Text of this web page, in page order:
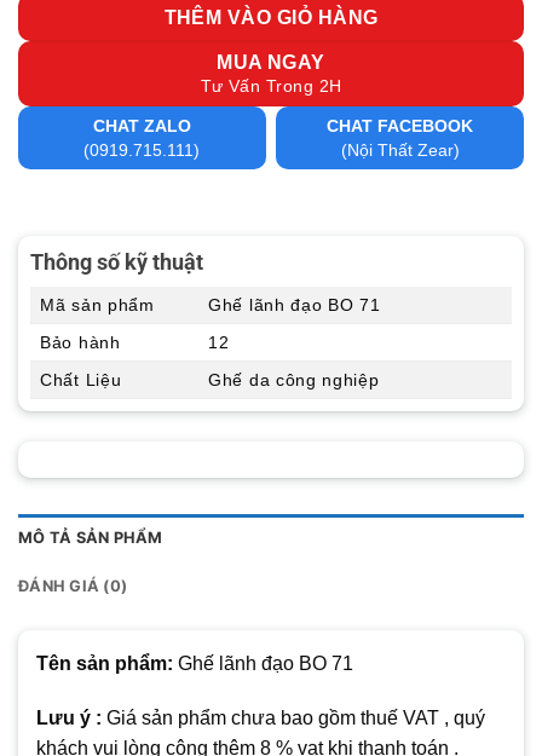
THÊM VÀO GIỎ HÀNG
MUA NGAY
Tư Vấn Trong 2H
CHAT ZALO
(0919.715.111)
CHAT FACEBOOK
(Nội Thất Zear)
MÔ TẢ SẢN PHẨM
ĐÁNH GIÁ (0)
Tên sản phẩm: Ghế lãnh đạo BO 71
Lưu ý : Giá sản phẩm chưa bao gồm thuế VAT , quý
khách vui lòng cộng thêm 8 % vat khi thanh toán .
Thông số kỹ thuật
Mã sản phẩm
Ghế lãnh đạo BO 71
Bảo hành
12
Chất Liệu
Ghế da công nghiệp